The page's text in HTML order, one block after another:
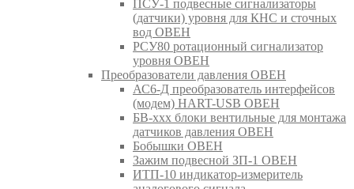
ПСУ-1 подвесные сигнализаторы
(датчики) уровня для КНС и сточных
вод ОВЕН
РСУ80 ротационный сигнализатор
уровня ОВЕН
Преобразователи давления ОВЕН
АС6-Д преобразователь интерфейсов
(модем) HART-USB ОВЕН
БВ-ххх блоки вентильные для монтажа
датчиков давления ОВЕН
Бобышки ОВЕН
Зажим подвесной ЗП-1 ОВЕН
ИТП-10 индикатор-измеритель